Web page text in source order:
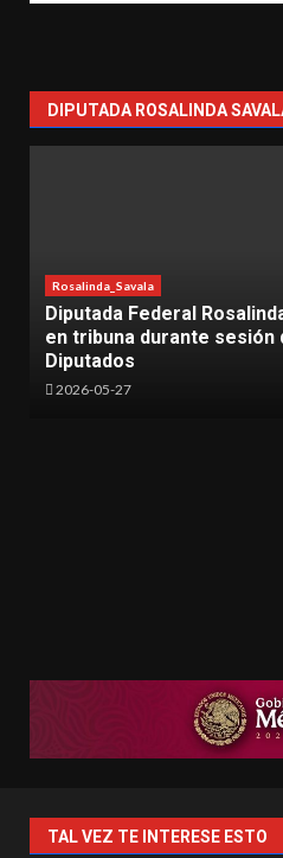
DIPUTADA ROSALINDA
Díaz participa
la Cámara de
TAL VEZ TE INTERESE ESTO